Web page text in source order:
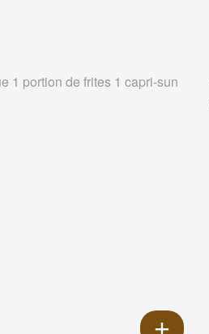
1 portion de frites 1 capri-sun